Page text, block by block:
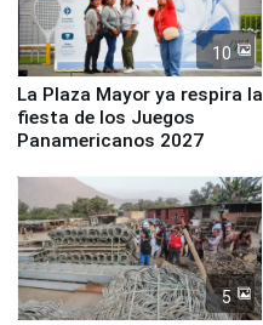
10
La Plaza Mayor ya respira la
fiesta de los Juegos
Panamericanos 2027
5